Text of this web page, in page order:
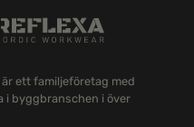
är ett familjeföretag med
i byggbranschen i över